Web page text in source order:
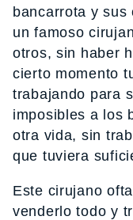
bancarrota y
un famoso
otros, sin haber
cierto momento
trabajando para
imposibles a los
otra vida, sin
que tuviera
Este cirujano
venderlo todo y